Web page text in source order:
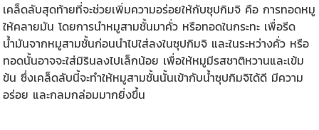
เคล็ดลับสุดท้ายที่จะช่วยเพิ่มความอร่อยให้กับซุปกิมจิ คือ การทอดหมู
ให้คลายมัน โดยการนำหมูสามชั้นมาคั่ว หรือทอดในกระทะ เพื่อรีด
น้ำมันจากหมูสามชั้นก่อนนำไปใส่ลงในซุปกิมจิ และในระหว่างคั่ว หรือ
ทอดนั้นอาจจะใส่มิรินลงไปเล็กน้อย เพื่อให้หมูมีรสชาติหวานและเข้ม
ข้น ซึ่งเคล็ดลับนี้จะทำให้หมูสามชั้นนั้นเข้ากับน้ำซุปกิมจิได้ดี มีความ
อร่อย และกลมกล่อมมากยิ่งขึ้น